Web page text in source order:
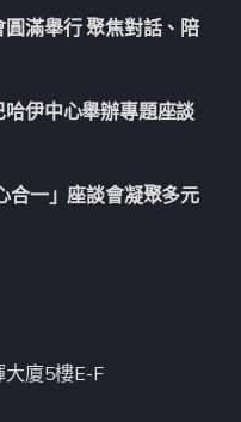
滿舉行 聚焦對話、陪
伊中心舉辦專題座談
合一」座談會凝聚多元
廈5樓E-F